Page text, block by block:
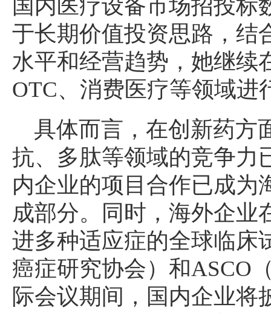
国内医疗设备市场招投标
于长期价值投资思路，结
水平和经营趋势，她继续
OTC、消费医疗等领域进
具体而言，在创新药方
抗、多肽等领域的竞争力
内企业的项目合作已成为
成部分。同时，海外企业
进多种适应症的全球临床
癌症研究协会）和ASCO
际会议期间，国内企业将